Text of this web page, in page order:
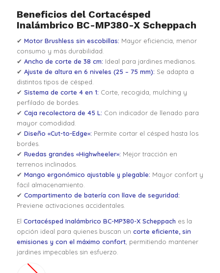
Beneficios del Cortacésped
Inalámbrico BC-MP380-X Scheppach
✔ Motor Brushless sin escobillas: Mayor eficiencia, menor
consumo y más durabilidad.
✔ Ancho de corte de 38 cm: Ideal para jardines medianos.
✔ Ajuste de altura en 6 niveles (25 – 75 mm): Se adapta a
distintos tipos de césped.
✔ Sistema de corte 4 en 1: Corte, recogida, mulching y
perfilado de bordes.
✔ Caja recolectora de 45 L: Con indicador de llenado para
mayor comodidad.
✔ Diseño «Cut-to-Edge»: Permite cortar el césped hasta los
bordes.
✔ Ruedas grandes «Highwheeler»: Mejor tracción en
terrenos inclinados.
✔ Mango ergonómico ajustable y plegable: Mayor confort y
fácil almacenamiento.
✔ Compartimento de batería con llave de seguridad:
Previene activaciones accidentales.
El Cortacésped Inalámbrico BC-MP380-X Scheppach es la
opción ideal para quienes buscan un corte eficiente, sin
emisiones y con el máximo confort, permitiendo mantener
jardines impecables sin esfuerzo.